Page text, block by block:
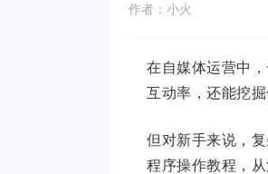
作者：小火
在自媒体运营中
互动率，还能挖
但对新手来说，
程序操作教程，